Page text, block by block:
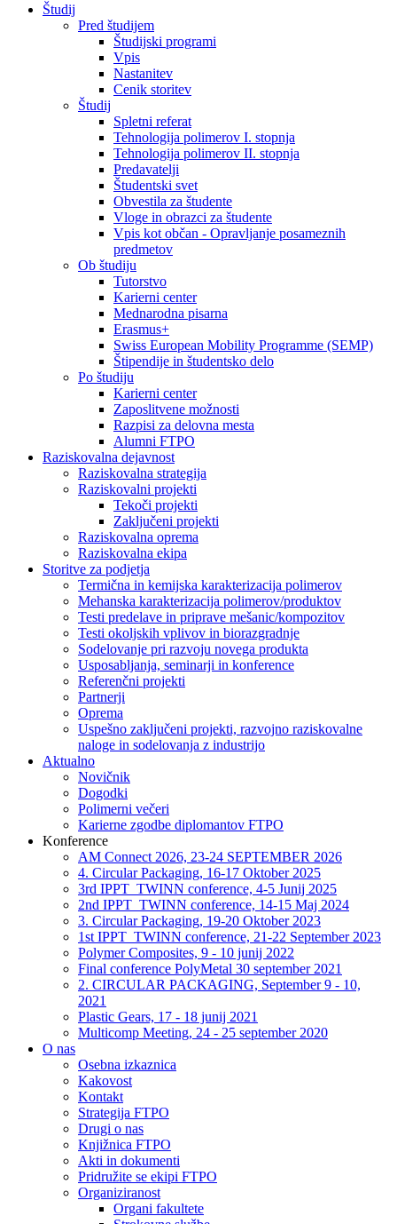
Študij
Pred študijem
Študijski programi
Vpis
Nastanitev
Cenik storitev
Študij
Spletni referat
Tehnologija polimerov I. stopnja
Tehnologija polimerov II. stopnja
Predavatelji
Študentski svet
Obvestila za študente
Vloge in obrazci za študente
Vpis kot občan - Opravljanje posameznih
predmetov
Ob študiju
Tutorstvo
Karierni center
Mednarodna pisarna
Erasmus+
Swiss European Mobility Programme (SEMP)
Štipendije in študentsko delo
Po študiju
Karierni center
Zaposlitvene možnosti
Razpisi za delovna mesta
Alumni FTPO
Raziskovalna dejavnost
Raziskovalna strategija
Raziskovalni projekti
Tekoči projekti
Zaključeni projekti
Raziskovalna oprema
Raziskovalna ekipa
Storitve za podjetja
Termična in kemijska karakterizacija polimerov
Mehanska karakterizacija polimerov/produktov
Testi predelave in priprave mešanic/kompozitov
Testi okoljskih vplivov in biorazgradnje
Sodelovanje pri razvoju novega produkta
Usposabljanja, seminarji in konference
Referenčni projekti
Partnerji
Oprema
Uspešno zaključeni projekti, razvojno raziskovalne
naloge in sodelovanja z industrijo
Aktualno
Novičnik
Dogodki
Polimerni večeri
Karierne zgodbe diplomantov FTPO
Konference
AM Connect 2026, 23-24 SEPTEMBER 2026
4. Circular Packaging, 16-17 Oktober 2025
3rd IPPT_TWINN conference, 4-5 Junij 2025
2nd IPPT_TWINN conference, 14-15 Maj 2024
3. Circular Packaging, 19-20 Oktober 2023
1st IPPT_TWINN conference, 21-22 September 2023
Polymer Composites, 9 - 10 junij 2022
Final conference PolyMetal 30 september 2021
2. CIRCULAR PACKAGING, September 9 - 10,
2021
Plastic Gears, 17 - 18 junij 2021
Multicomp Meeting, 24 - 25 september 2020
O nas
Osebna izkaznica
Kakovost
Kontakt
Strategija FTPO
Drugi o nas
Knjižnica FTPO
Akti in dokumenti
Pridružite se ekipi FTPO
Organiziranost
Organi fakultete